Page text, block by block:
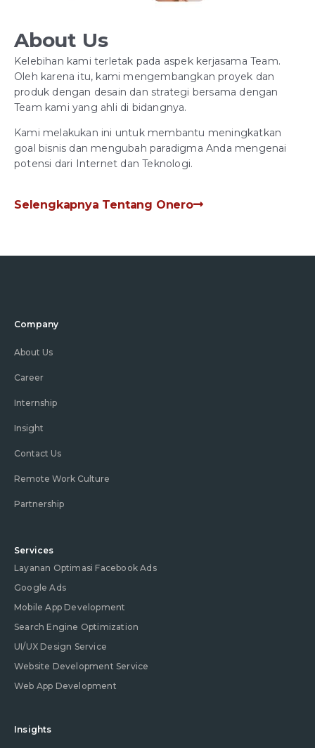
About Us
Kelebihan kami terletak pada aspek kerjasama Team.
Oleh karena itu, kami mengembangkan proyek dan
produk dengan desain dan strategi bersama dengan
Team kami yang ahli di bidangnya.
Kami melakukan ini untuk membantu meningkatkan
goal bisnis dan mengubah paradigma Anda mengenai
potensi dari Internet dan Teknologi.
Selengkapnya Tentang Onero
Company
About Us
Career
Internship
Insight
Contact Us
Remote Work Culture
Partnership
Services
Layanan Optimasi Facebook Ads
Google Ads
Mobile App Development
Search Engine Optimization
UI/UX Design Service
Website Development Service
Web App Development
Insights